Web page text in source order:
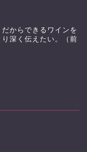
だからできるワインを
り深く伝えたい。（前